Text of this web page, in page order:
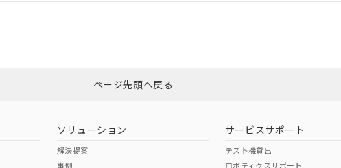
ダウンロードはこちら
（日本
（アメリカ
ページ先頭へ戻る
ソリューション
解決提案
事例
サービスサポート
テスト機貸出
ロボティクスサポート